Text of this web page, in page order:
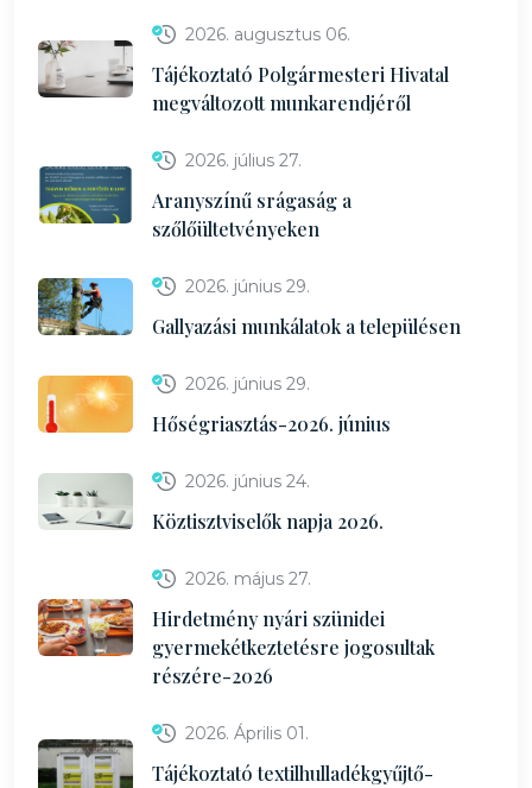
2026. augusztus 06.
Tájékoztató Polgármesteri Hivatal
megváltozott munkarendjéről
2026. július 27.
Aranyszínű srágaság a
szőlőültetvényeken
2026. június 29.
Gallyazási munkálatok a településen
2026. június 29.
Hőségriasztás-2026. június
2026. június 24.
Köztisztviselők napja 2026.
2026. május 27.
Hirdetmény nyári szünidei
gyermekétkeztetésre jogosultak
részére-2026
2026. Április 01.
Tájékoztató textilhulladékgyűjtő-